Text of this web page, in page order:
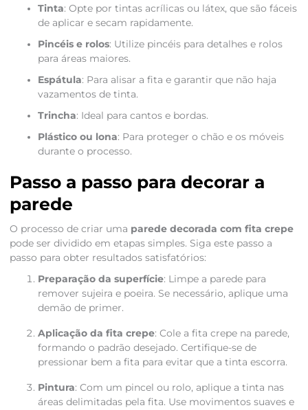
Tinta: Opte por tintas acrílicas ou látex, que são fáceis
de aplicar e secam rapidamente.
Pincéis e rolos: Utilize pincéis para detalhes e rolos
para áreas maiores.
Espátula: Para alisar a fita e garantir que não haja
vazamentos de tinta.
Trincha: Ideal para cantos e bordas.
Plástico ou lona: Para proteger o chão e os móveis
durante o processo.
Passo a passo para decorar a
parede
O processo de criar uma parede decorada com fita crepe
pode ser dividido em etapas simples. Siga este passo a
passo para obter resultados satisfatórios:
Preparação da superfície: Limpe a parede para
remover sujeira e poeira. Se necessário, aplique uma
demão de primer.
Aplicação da fita crepe: Cole a fita crepe na parede,
formando o padrão desejado. Certifique-se de
pressionar bem a fita para evitar que a tinta escorra.
Pintura: Com um pincel ou rolo, aplique a tinta nas
áreas delimitadas pela fita. Use movimentos suaves e